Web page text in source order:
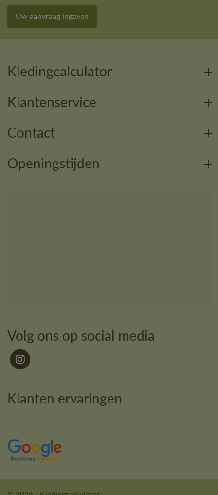
Uw aanvraag ingeven
Kledingcalculator
Klantenservice
Contact
Openingstijden
Volg ons op social media
Klanten ervaringen